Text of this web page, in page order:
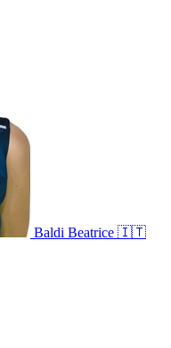
Baldi Beatrice 🇮🇹